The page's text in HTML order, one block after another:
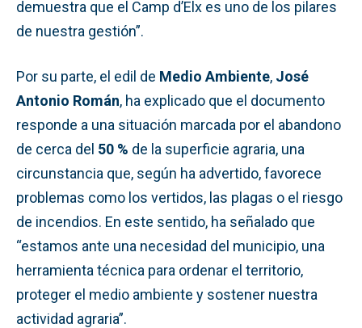
demuestra que el Camp d’Elx es uno de los pilares
de nuestra gestión”.
Por su parte, el edil de Medio Ambiente, José
Antonio Román, ha explicado que el documento
responde a una situación marcada por el abandono
de cerca del 50 % de la superficie agraria, una
circunstancia que, según ha advertido, favorece
problemas como los vertidos, las plagas o el riesgo
de incendios. En este sentido, ha señalado que
“estamos ante una necesidad del municipio, una
herramienta técnica para ordenar el territorio,
proteger el medio ambiente y sostener nuestra
actividad agraria”.